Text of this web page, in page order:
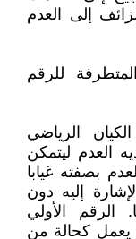
إلى العدم
للرقم
الرياضي
العدم ليتمكن
بصفته غيابا
إليه دون
الأولي
يعمل كحالة من